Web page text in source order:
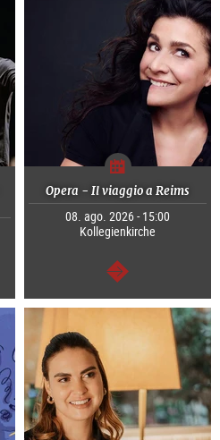
Opera - Il viaggio a Reims
08. ago. 2026 - 15:00
Kollegienkirche
segue